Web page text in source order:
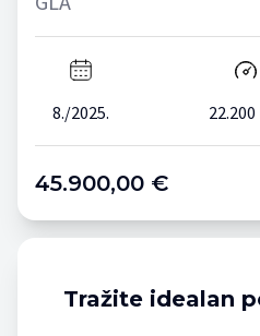
8./2025.
45.900,00 €
Tražite idealan